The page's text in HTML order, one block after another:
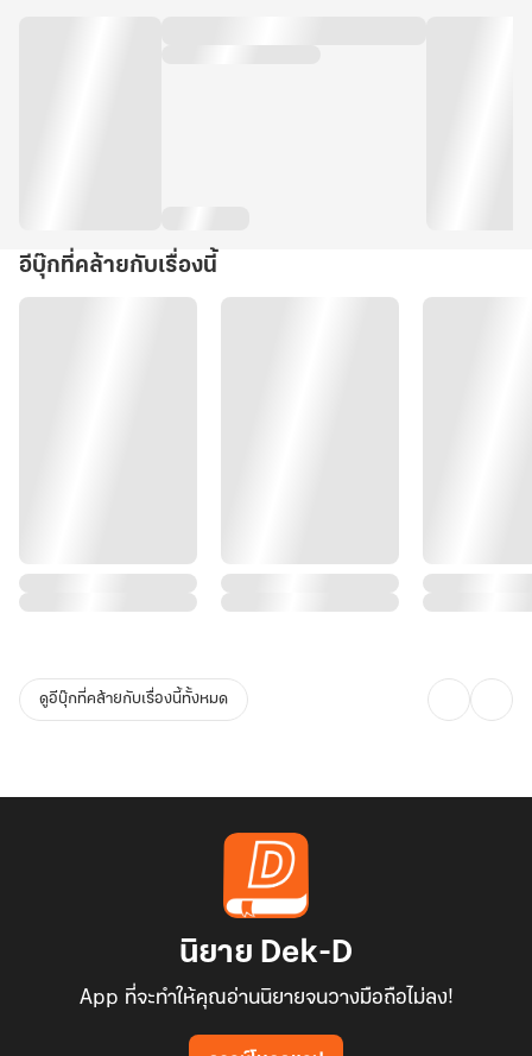
อีบุ๊กที่คล้ายกับเรื่องนี้
ดูอีบุ๊กที่คล้ายกับเรื่องนี้ทั้งหมด
นิยาย Dek-D
App ที่จะทำให้คุณอ่านนิยายจนวางมือถือไม่ลง!